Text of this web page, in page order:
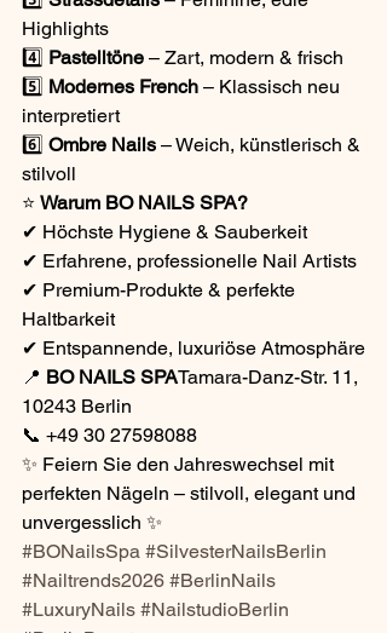
Highlights
4️⃣ Pastelltöne – Zart, modern & frisch
5️⃣ Modernes French – Klassisch neu
interpretiert
6️⃣ Ombre Nails – Weich, künstlerisch &
stilvoll
⭐ Warum BO NAILS SPA?
✔ Höchste Hygiene & Sauberkeit
✔ Erfahrene, professionelle Nail Artists
✔ Premium-Produkte & perfekte
Haltbarkeit
✔ Entspannende, luxuriöse Atmosphäre
📍 BO NAILS SPATamara-Danz-Str. 11,
10243 Berlin
📞 +49 30 27598088
✨ Feiern Sie den Jahreswechsel mit
perfekten Nägeln – stilvoll, elegant und
unvergesslich ✨
#BONailsSpa #SilvesterNailsBerlin
#Nailtrends2026 #BerlinNails
#LuxuryNails #NailstudioBerlin